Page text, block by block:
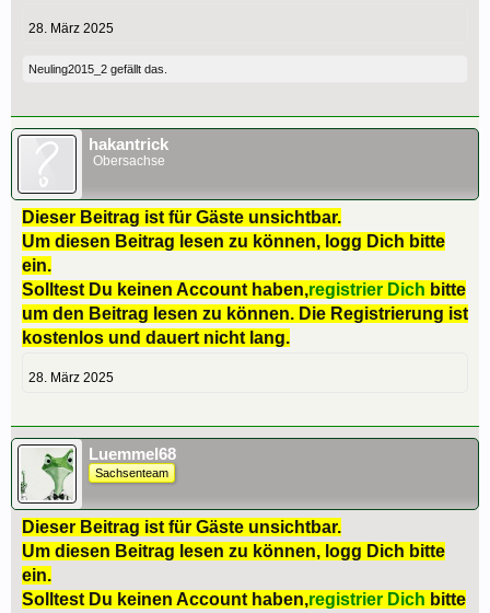
28. März 2025
Neuling2015_2 gefällt das.
hakantrick
Obersachse
Dieser Beitrag ist für Gäste unsichtbar.
Um diesen Beitrag lesen zu können, logg Dich bitte
ein.
Solltest Du keinen Account haben,registrier Dich bitte
um den Beitrag lesen zu können. Die Registrierung ist
kostenlos und dauert nicht lang.
28. März 2025
Luemmel68
Sachsenteam
Dieser Beitrag ist für Gäste unsichtbar.
Um diesen Beitrag lesen zu können, logg Dich bitte
ein.
Solltest Du keinen Account haben,registrier Dich bitte